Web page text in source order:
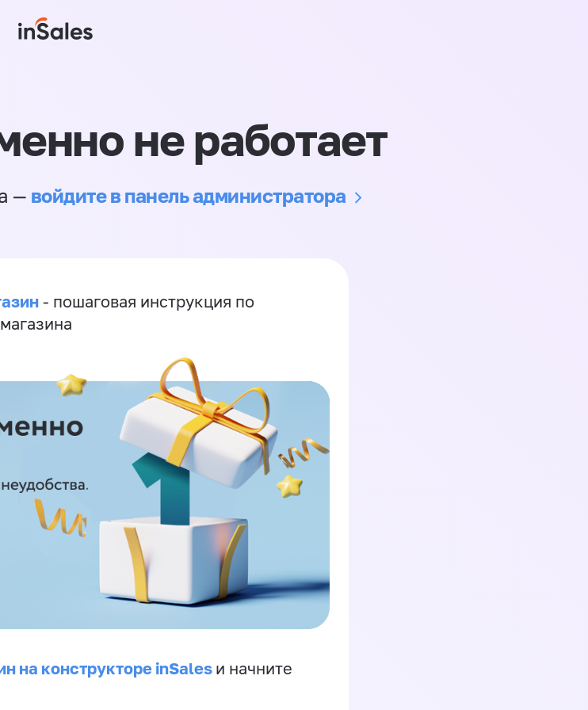
не работает
— войдите в панель администратора
- пошаговая инструкция по
на конструкторе inSales и начните